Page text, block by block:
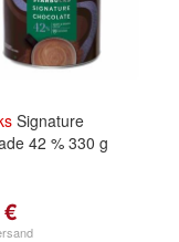
Signature
42 % 330 g